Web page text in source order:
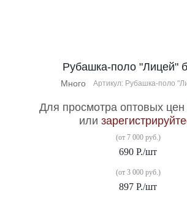
Рубашка-поло "Лицей"
Много Артикул: Рубашка-поло
Для просмотра оптовых цен
или
(от 7 000 руб.)
690 Р./шт
(от 3 000 руб.)
897 Р./шт